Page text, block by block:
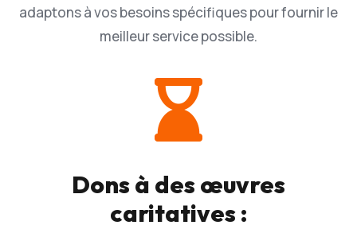
adaptons à vos besoins spécifiques pour fournir le
meilleur service possible.

Dons à des œuvres
caritatives :